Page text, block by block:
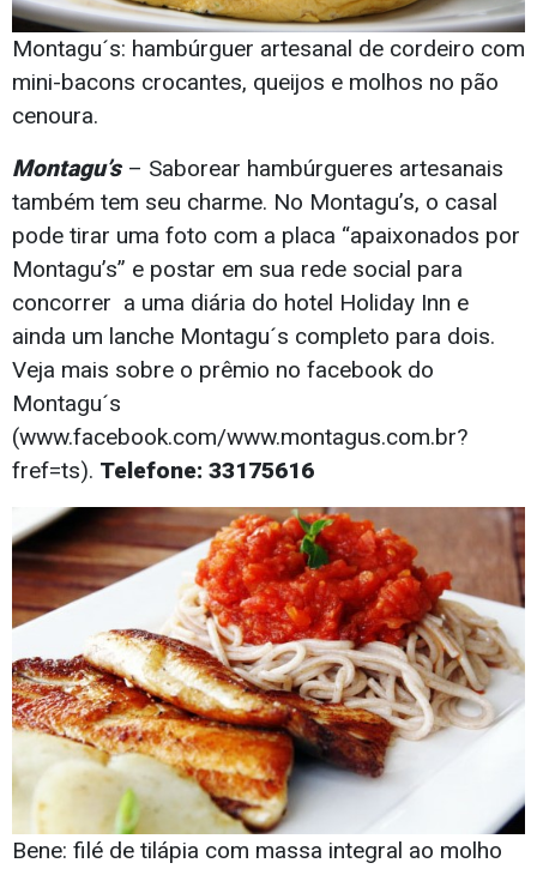
Montagu´s: hambúrguer artesanal de cordeiro com
mini-bacons crocantes, queijos e molhos no pão
cenoura.
Montagu’s – Saborear hambúrgueres artesanais
também tem seu charme. No Montagu’s, o casal
pode tirar uma foto com a placa “apaixonados por
Montagu’s” e postar em sua rede social para
concorrer a uma diária do hotel Holiday Inn e
ainda um lanche Montagu´s completo para dois.
Veja mais sobre o prêmio no facebook do
Montagu´s
(www.facebook.com/www.montagus.com.br?
fref=ts). Telefone: 33175616
Bene: filé de tilápia com massa integral ao molho